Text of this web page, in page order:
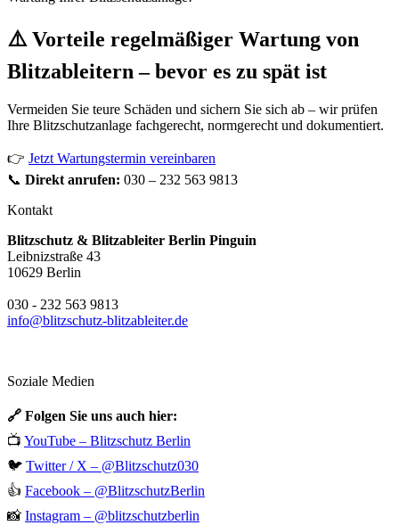
⚠️ Vorteile regelmäßiger Wartung von
Blitzableitern – bevor es zu spät ist
Vermeiden Sie teure Schäden und sichern Sie sich ab – wir prüfen
Ihre Blitzschutzanlage fachgerecht, normgerecht und dokumentiert.
👉 Jetzt Wartungstermin vereinbaren
📞 Direkt anrufen: 030 – 232 563 9813
Kontakt
Blitzschutz & Blitzableiter Berlin Pinguin
Leibnizstraße 43
10629 Berlin
030 - 232 563 9813
info@blitzschutz-blitzableiter.de
Soziale Medien
🔗 Folgen Sie uns auch hier:
📺 YouTube – Blitzschutz Berlin
🐦 Twitter / X – @Blitzschutz030
👍 Facebook – @BlitzschutzBerlin
📸 Instagram – @blitzschutzberlin